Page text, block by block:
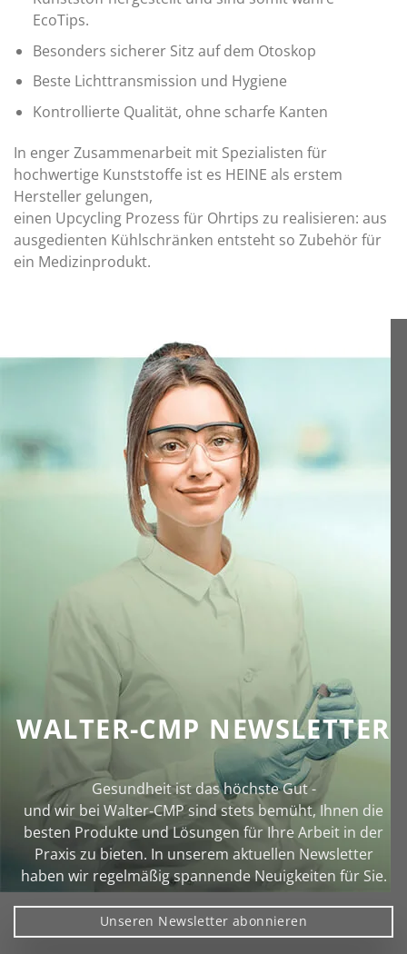
EcoTips.
Besonders sicherer Sitz auf dem Otoskop
Beste Lichttransmission und Hygiene
Kontrollierte Qualität, ohne scharfe Kanten
In enger Zusammenarbeit mit Spezialisten für
hochwertige Kunststoffe ist es HEINE als erstem
Hersteller gelungen,
einen Upcycling Prozess für Ohrtips zu realisieren: aus
ausgedienten Kühlschränken entsteht so Zubehör für
ein Medizinprodukt.
WALTER-CMP NEWSLETTER
Gesundheit ist das höchste Gut -
und wir bei Walter‑CMP sind stets bemüht, Ihnen die
besten Produkte und Lösungen für Ihre Arbeit in der
Praxis zu bieten. In unserem aktuellen Newsletter
haben wir regelmäßig spannende Neuigkeiten für Sie.
Unseren Newsletter abonnieren